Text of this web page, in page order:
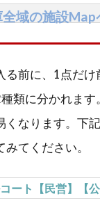
域の施設Map
る前に、1点だけ
類に分かれま
くなります。下
てください。
ート【民営】【